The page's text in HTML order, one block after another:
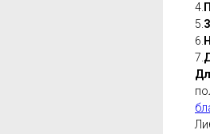
4.
5.
6.
7.